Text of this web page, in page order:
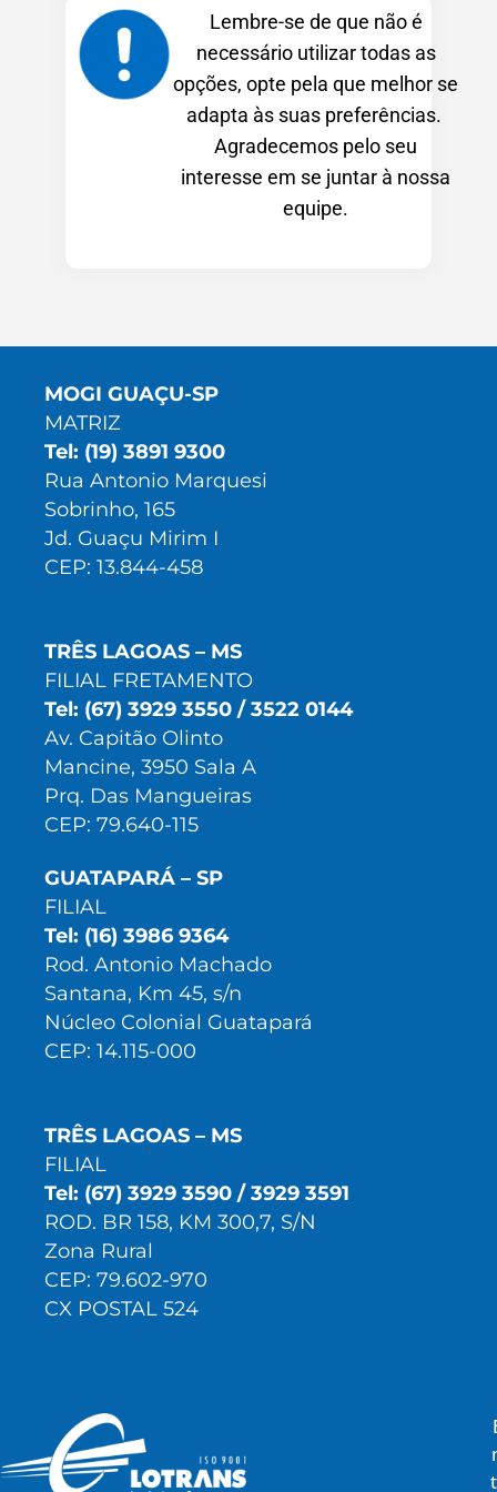
Lembre-se de que não é
necessário utilizar todas as
opções, opte pela que melhor se
adapta às suas preferências.
Agradecemos pelo seu
interesse em se juntar à nossa
equipe.
MOGI GUAÇU-SP
MATRIZ
Tel: (19) 3891 9300
Rua Antonio Marquesi
Sobrinho, 165
Jd. Guaçu Mirim I
CEP: 13.844-458
TRÊS LAGOAS – MS
FILIAL FRETAMENTO
Tel: (67) 3929 3550 / 3522 0144
Av. Capitão Olinto
Mancine, 3950 Sala A
Prq. Das Mangueiras
CEP: 79.640-115
GUATAPARÁ – SP
FILIAL
Tel: (16) 3986 9364
Rod. Antonio Machado
Santana, Km 45, s/n
Núcleo Colonial Guatapará
CEP: 14.115-000
TRÊS LAGOAS – MS
FILIAL
Tel: (67) 3929 3590 / 3929 3591
ROD. BR 158, KM 300,7, S/N
Zona Rural
CEP: 79.602-970
CX POSTAL 524